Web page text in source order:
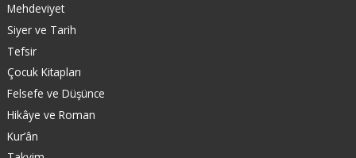
Mehdeviyet
Siyer ve Tarih
Tefsir
Çocuk Kitapları
Felsefe ve Düşünce
Hikâye ve Roman
Kur’ân